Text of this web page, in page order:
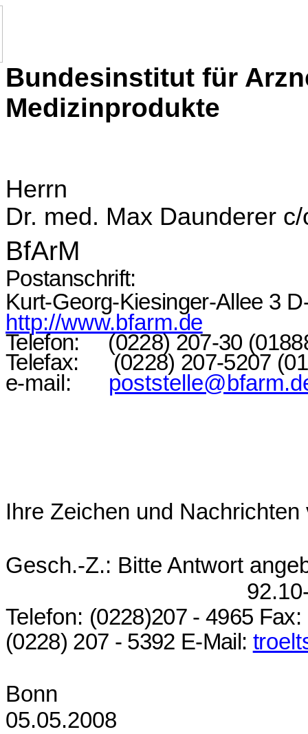
Bundesinstitut für
Medizinprodukte
Herrn
Dr. med. Max Daunderer
BfArM
Postanschrift:
Kurt-Georg-Kiesinger-Allee 3
http://www.bfarm.de
Telefon:
(0228) 207-30
Telefax:
(0228) 207-5207
e-mail:
Ihre Zeichen und Nachrichten
Gesch.-Z.: Bitte Antwort
Telefon: (0228)207 - 4965 Fax:
(0228) 207 - 5392 E-Mail: t
Bonn
05.05.2008